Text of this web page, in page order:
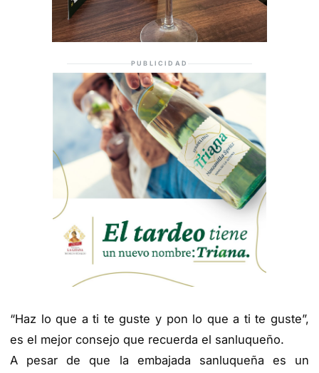
PUBLICIDAD
“Haz lo que a ti te guste y pon lo que a ti te guste”,
es el mejor consejo que recuerda el sanluqueño.
A pesar de que la embajada sanluqueña es un